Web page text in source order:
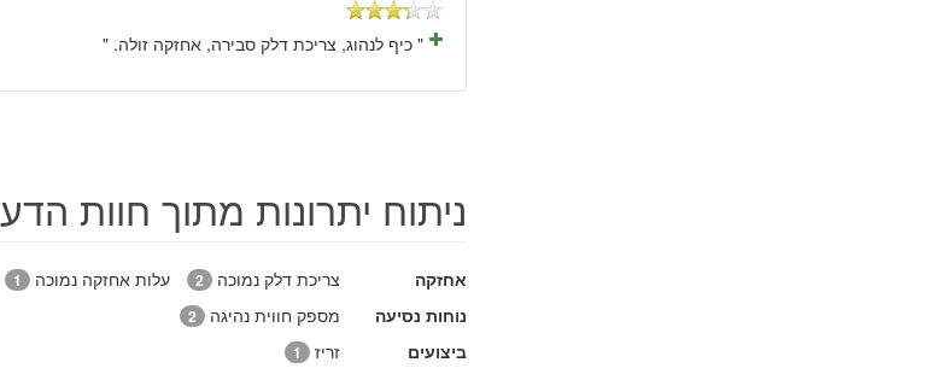
" כיף לנהוג, צריכת דלק סבירה, אחזקה זולה. "
ניתוח יתרונות מתוך חוות
אחזקה צריכת דלק נמוכה 2 עלות אחזקה נמוכה 1
נוחות נסיעה מספק חווית נהיגה 2
ביצועים זריז 1